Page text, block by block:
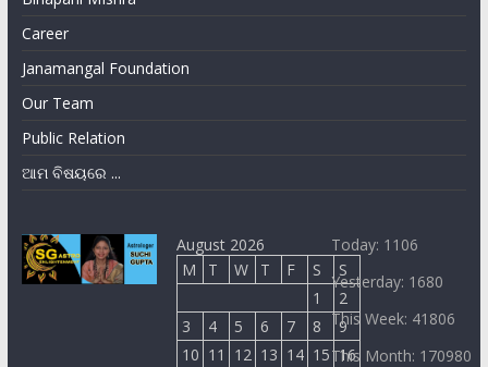
Career
Janamangal Foundation
Our Team
Public Relation
ଆମ ବିଷୟରେ ...
August 2026
M
T W T F S
S
1
2
3
4 5 6 7 8
9
10 11 12 13 14 15 16
Today: 1106
Yesterday: 1680
This Week: 41806
This Month: 170980